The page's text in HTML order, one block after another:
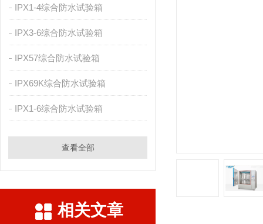
IPX1-4综合防水试验箱
IPX3-6综合防水试验箱
IPX57综合防水试验箱
IPX69K综合防水试验箱
IPX1-6综合防水试验箱
查看全部
相关文章